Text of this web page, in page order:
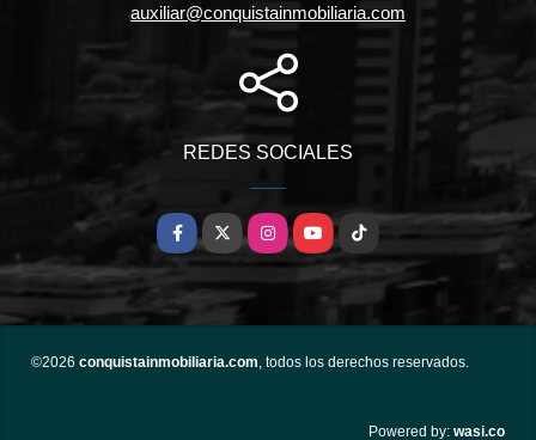
auxiliar@conquistainmobiliaria.com
REDES SOCIALES
Facebook
X InstagramYouTubeTikTok
©2026 conquistainmobiliaria.com , todos los derechos reservados.
Powered by: wasi.co